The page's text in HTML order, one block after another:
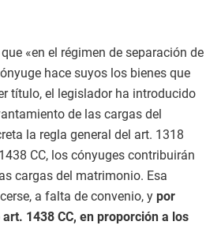
«en el régimen de separación de
hace suyos los bienes que
título, el legislador ha introducido
de las cargas del
la regla general del art. 1318
CC, los cónyuges contribuirán
cargas del matrimonio. Esa
a falta de convenio, y por
1438 CC, en proporción a los